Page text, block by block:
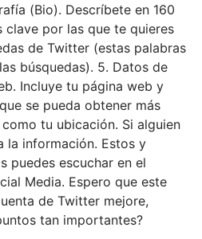
(Bio). Descríbete en 160
clave por las que te quieres
de Twitter (estas palabras
búsquedas). 5. Datos de
Incluye tu página web y
se pueda obtener más
tu ubicación. Si alguien
la información. Estos y
puedes escuchar en el
Media. Espero que este
de Twitter mejore,
tan importantes?